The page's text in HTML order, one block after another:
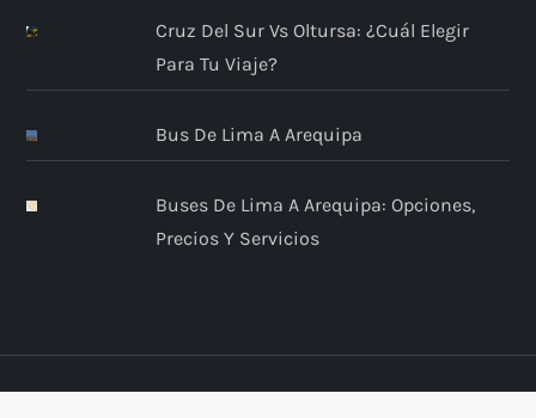
Cruz Del Sur Vs Oltursa: ¿Cuál Elegir
Para Tu Viaje?
Bus De Lima A Arequipa
Buses De Lima A Arequipa: Opciones,
Precios Y Servicios